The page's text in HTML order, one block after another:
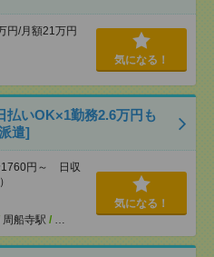
/月額21万円
気になる！
払いOK×1勤務2.6万円も
遣]
円～ 日収
周船寺駅 / …
気になる！